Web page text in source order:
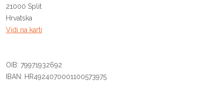
21000 Split
Hrvatska
Vidi na karti
OIB: 79971932692
IBAN: HR4924070001100573975